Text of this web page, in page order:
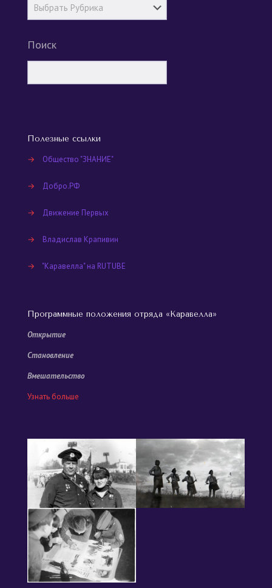
Поиск
Полезные ссылки
→ Общество "ЗНАНИЕ"
→ Добро.РФ
→ Движение Первых
→ Владислав Крапивин
→ "Каравелла" на RUTUBE
Программные положения отряда «Каравелла»
Открытие
Становление
Вмешательство
Узнать больше